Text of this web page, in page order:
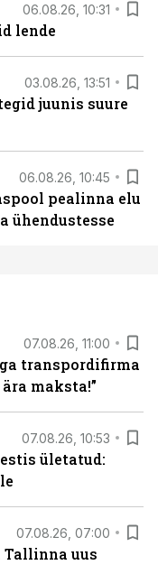
06.08.26, 10:31
lende
03.08.26, 13:51
juunis suure
06.08.26, 10:45
pealinna elu
ühendustesse
07.08.26, 11:00
transpordifirma
maksta!”
07.08.26, 10:53
ületatud:
07.08.26, 07:00
Tallinna uus